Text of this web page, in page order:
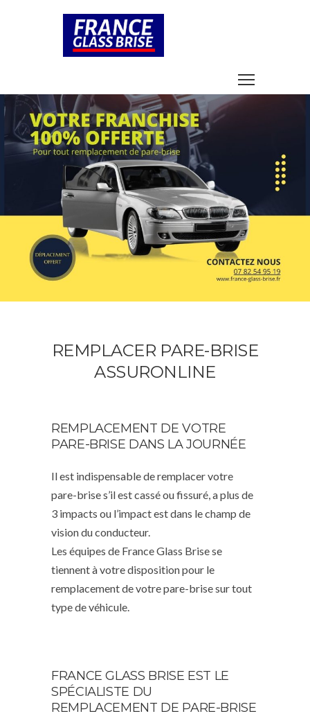
REMPLACER PARE-BRISE
ASSURONLINE
REMPLACEMENT DE VOTRE
PARE-BRISE DANS LA JOURNÉE
Il est indispensable de remplacer votre
pare-brise s’il est cassé ou fissuré, a plus de
3 impacts ou l’impact est dans le champ de
vision du conducteur.
Les équipes de France Glass Brise se
tiennent à votre disposition pour le
remplacement de votre pare-brise sur tout
type de véhicule.
FRANCE GLASS BRISE EST LE
SPÉCIALISTE DU
REMPLACEMENT DE PARE-BRISE